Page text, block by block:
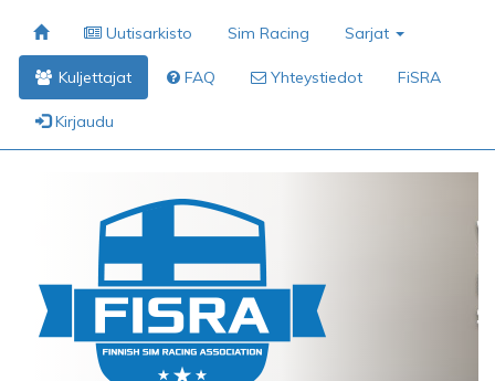
Uutisarkisto Sim Racing Sarjat
Kuljettajat FAQ Yhteystiedot FiSRA
Kirjaudu